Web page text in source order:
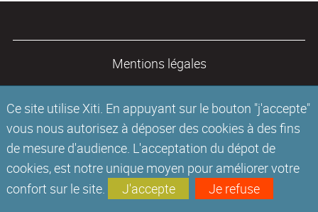
Ce site utilise Xiti. En appuyant sur le bouton "j'accepte"
vous nous autorisez à déposer des cookies à des fins
de mesure d'audience. L'acceptation du dépot de
cookies, est notre unique moyen pour améliorer votre
confort sur le site.
J'accepte Je refuse
Mentions légales